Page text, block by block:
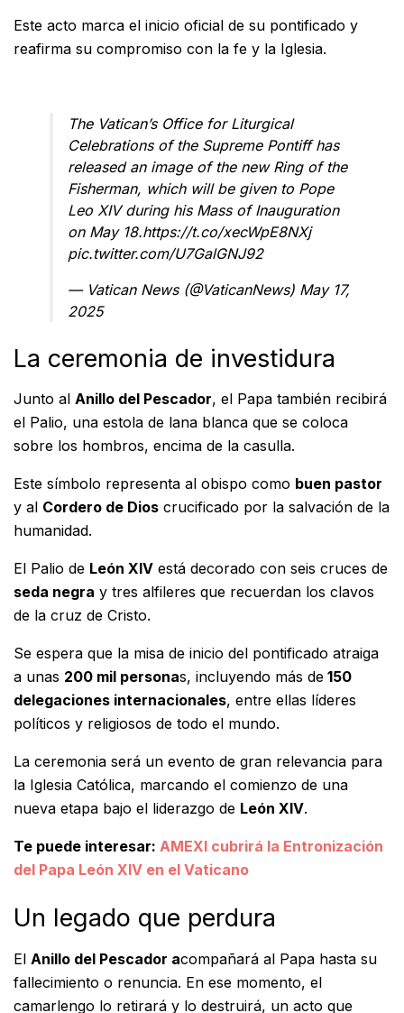
Este acto marca el inicio oficial de su pontificado y
reafirma su compromiso con la fe y la Iglesia.
The Vatican’s Office for Liturgical
Celebrations of the Supreme Pontiff has
released an image of the new Ring of the
Fisherman, which will be given to Pope
Leo XIV during his Mass of Inauguration
on May 18.https://t.co/xecWpE8NXj
pic.twitter.com/U7GalGNJ92
— Vatican News (@VaticanNews) May 17,
2025
La ceremonia de investidura
Junto al Anillo del Pescador, el Papa también recibirá
el Palio, una estola de lana blanca que se coloca
sobre los hombros, encima de la casulla.
Este símbolo representa al obispo como buen pastor
y al Cordero de Dios crucificado por la salvación de la
humanidad.
El Palio de León XIV está decorado con seis cruces de
seda negra y tres alfileres que recuerdan los clavos
de la cruz de Cristo.
Se espera que la misa de inicio del pontificado atraiga
a unas 200 mil personas, incluyendo más de 150
delegaciones internacionales, entre ellas líderes
políticos y religiosos de todo el mundo.
La ceremonia será un evento de gran relevancia para
la Iglesia Católica, marcando el comienzo de una
nueva etapa bajo el liderazgo de León XIV.
Te puede interesar: AMEXI cubrirá la Entronización
del Papa León XIV en el Vaticano
Un legado que perdura
El Anillo del Pescador acompañará al Papa hasta su
fallecimiento o renuncia. En ese momento, el
camarlengo lo retirará y lo destruirá, un acto que